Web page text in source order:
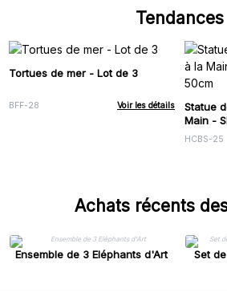
Tendances
Tortues de mer - Lot de 3
BFF-28 Voir les détails
Statue
Main -
HCBS-25
Achats récents
Ensemble de 3 Eléphants d'Art
Set